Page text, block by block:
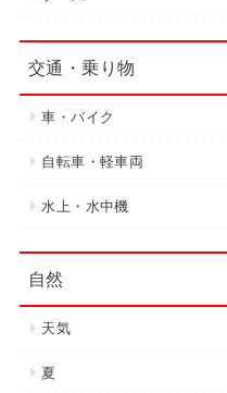
交通・乗り物
車・バイク
自転車・軽車両
水上・水中機
自然
天気
夏